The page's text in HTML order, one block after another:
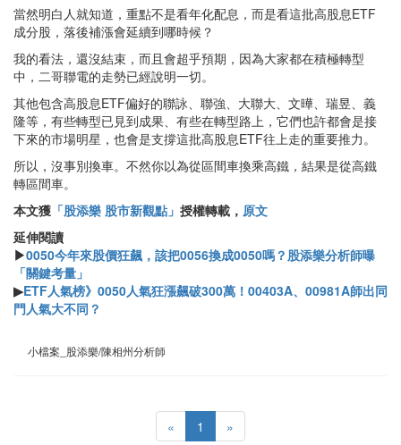
當然明白人就知道，重點不是看年化配息，而是看這批高股息ETF
成分股，落後補漲會延續到哪時候？
我的看法，還沒結束，而且會超乎預期，因為大家都在積極轉型
中，二哥聯電的走勢已經說明一切。
其他包含高股息ETF偏好的聯詠、聯強、大聯大、文曄、瑞昱、義
隆等，有些轉型已見到成果、有些在轉型路上，它們也許都會是接
下來的市場明星，也會是支撐這批高股息ETF往上走的重要推力。
所以，沒事別換車。不然你以為從區間車換乘高鐵，結果是從高鐵
轉區間車。
本文獲 「股添樂 股市新觀點」 授權轉載， 原文
延伸閱讀
▶0050今年來股價狂飆，該把0056換成0050嗎？股添樂分析師曝
「關鍵考量」
▶ETF人氣榜》0050人氣狂漲飆破300萬！00403A、00981A師出同
門人氣大不同？
小檔案_股添樂/陳相州分析師
« 1 »